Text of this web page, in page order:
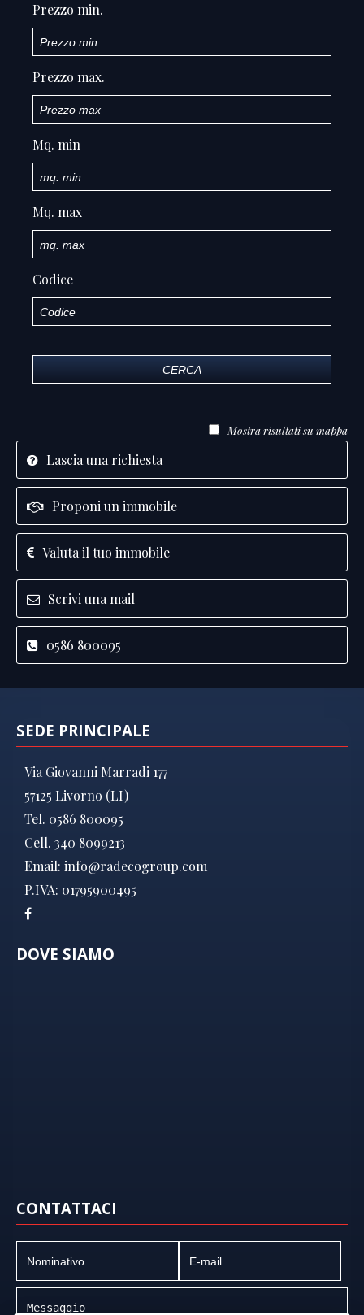
Prezzo min.
Prezzo max.
Mq. min
Mq. max
Codice
CERCA
Mostra risultati su mappa
Lascia una richiesta
Proponi un immobile
Valuta il tuo immobile
Scrivi una mail
0586 800095
SEDE PRINCIPALE
Via Giovanni Marradi 177
57125 Livorno (LI)
Tel. 0586 800095
Cell. 340 8099213
Email: info@radecogroup.com
P.IVA: 01795900495
DOVE SIAMO
CONTATTACI